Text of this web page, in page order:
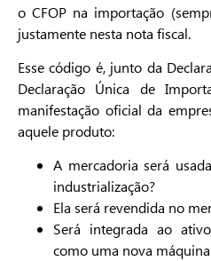
o CFOP na importação
justamente nesta nota fiscal.
Esse código é, junto da
Declaração Única de
manifestação oficial da
aquele produto:
A mercadoria será
industrialização?
Ela será revendida no
Será integrada ao
como uma nova